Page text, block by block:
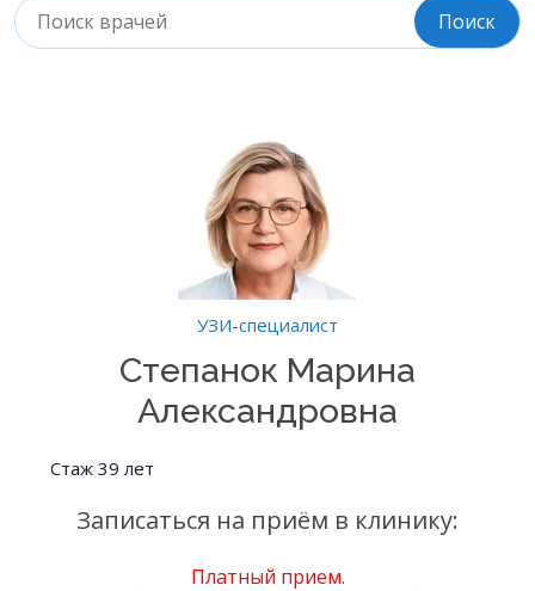
УЗИ-специалист
Степанок Марина
Александровна
Стаж 39 лет
Записаться на приём в клинику:
Платный прием.